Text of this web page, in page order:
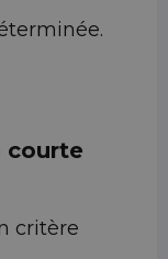
courte
critère